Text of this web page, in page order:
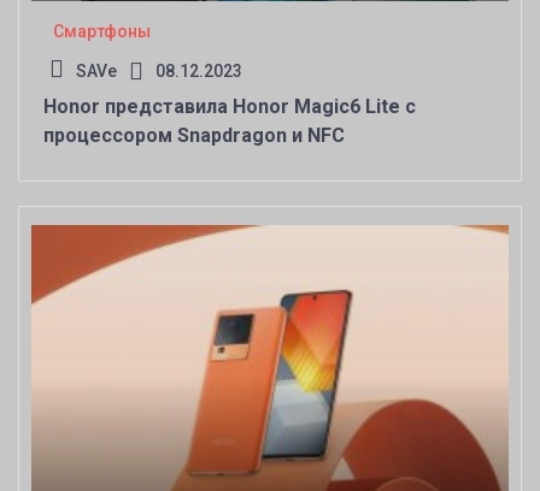
Смартфоны
SAVe 08.12.2023
Honor представила Honor Magic6 Lite с
процессором Snapdragon и NFC